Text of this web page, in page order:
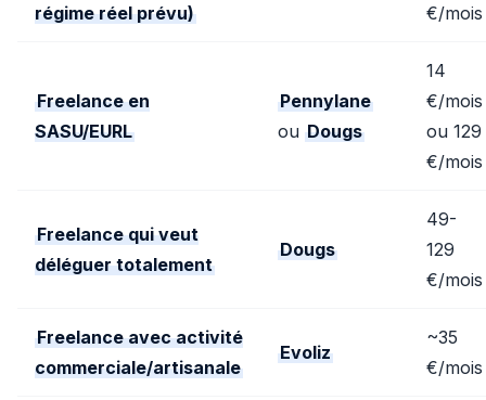
régime réel prévu)
€/mois
Freelance en
SASU/EURL
Pennylane
ou Dougs
14
€/mois
ou 129
€/mois
Freelance qui veut
déléguer totalement
Dougs
49-
129
€/mois
Freelance avec activité
commerciale/artisanale
Evoliz
~35
€/mois